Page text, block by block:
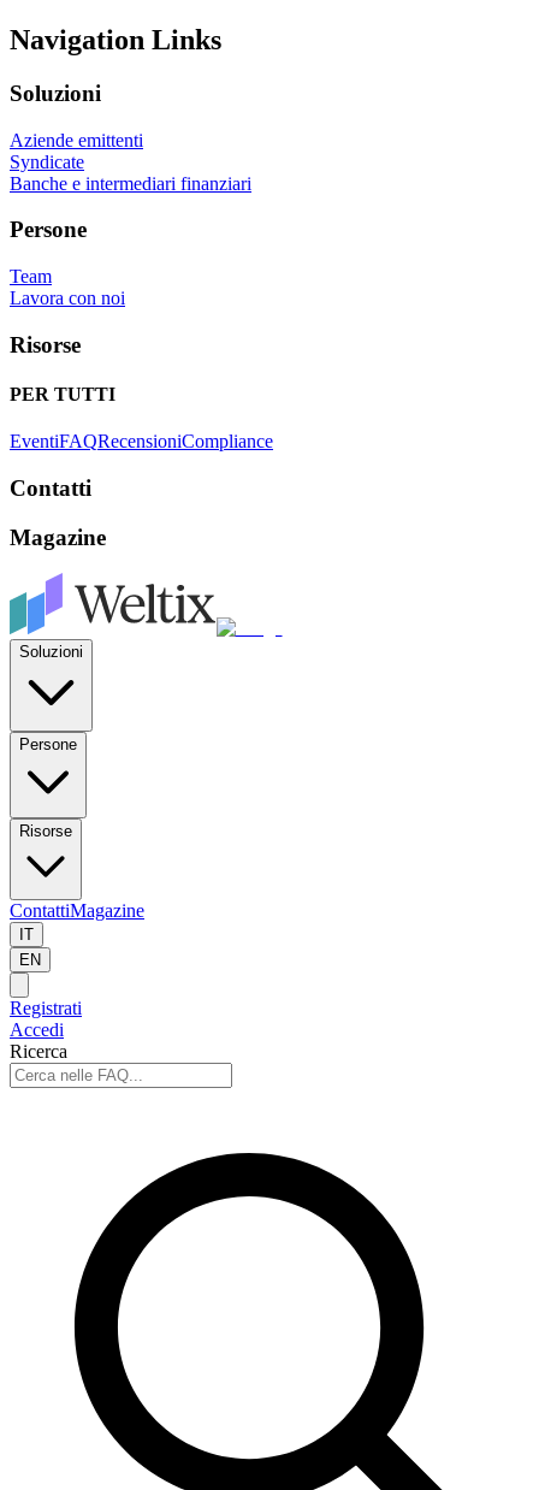
Navigation Links
Soluzioni
Aziende emittenti
Syndicate
Banche e intermediari finanziari
Persone
Team
Lavora con noi
Risorse
PER TUTTI
EventiFAQRecensioniCompliance
Contatti
Magazine
Soluzioni
Persone
Risorse
ContattiMagazine
IT
EN
Registrati
Accedi
Ricerca